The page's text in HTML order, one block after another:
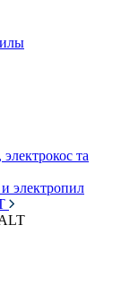
та
электропил